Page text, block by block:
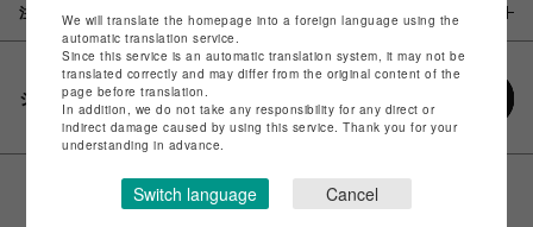
注意事項
シェアする
We will translate the homepage into a foreign language using the
automatic translation service.
Since this service is an automatic translation system, it may not be
translated correctly and may differ from the original content of the
page before translation.
In addition, we do not take any responsibility for any direct or
indirect damage caused by using this service. Thank you for your
understanding in advance.
Switch language Cancel